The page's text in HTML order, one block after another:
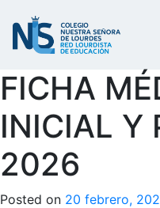
FICHA
INICIAL Y
2026
Posted on 20 febrero,